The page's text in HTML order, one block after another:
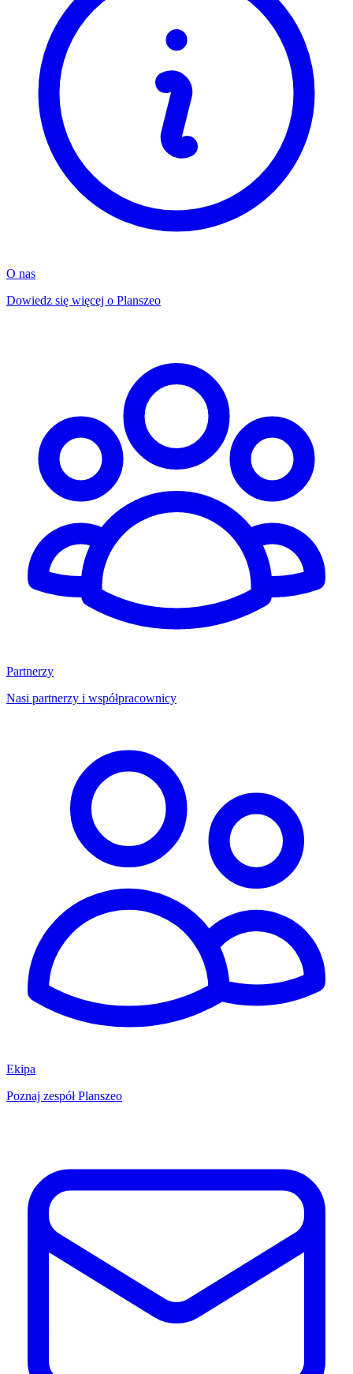
O nas
Dowiedz się więcej o Planszeo
Partnerzy
Nasi partnerzy i współpracownicy
Ekipa
Poznaj zespół Planszeo